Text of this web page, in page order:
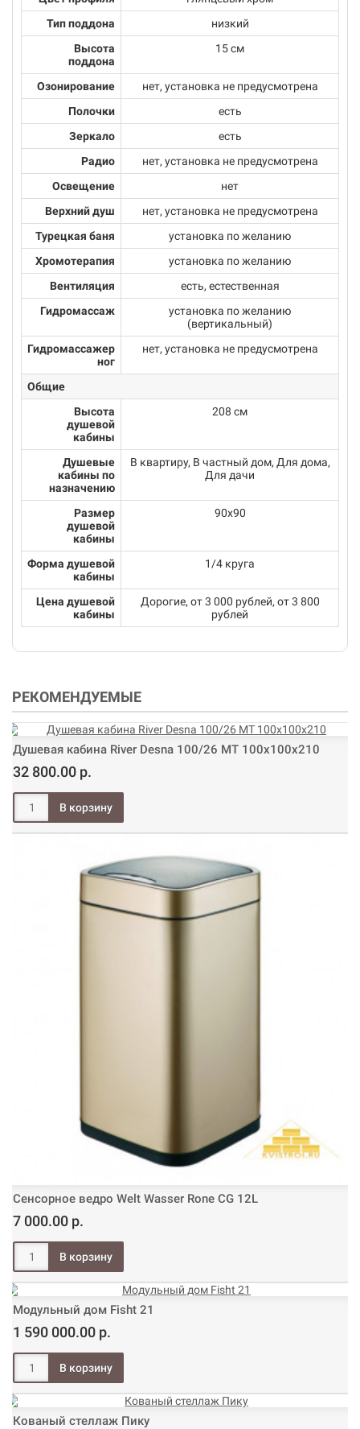
Тип поддона
низкий
Высота
поддона
15 см
Озонирование
нет, установка не предусмотрена
Полочки
есть
Зеркало
есть
Радио
нет, установка не предусмотрена
Освещение
нет
Верхний душ
нет, установка не предусмотрена
Турецкая баня
установка по желанию
Хромотерапия
установка по желанию
Вентиляция
есть, естественная
Гидромассаж
установка по желанию
(вертикальный)
Гидромассажер
ног
нет, установка не предусмотрена
Общие
Высота
душевой
кабины
208 см
Душевые
кабины по
назначению
В квартиру, В частный дом, Для дома,
Для дачи
Размер
душевой
кабины
90х90
Форма душевой
кабины
1/4 круга
Цена душевой
кабины
Дорогие, от 3 000 рублей, от 3 800
рублей
РЕКОМЕНДУЕМЫЕ
Душевая кабина River Desna 100/26 МТ 100х100х210
32 800.00 р.
Сенсорное ведро Welt Wasser Rone CG 12L
7 000.00 р.
Модульный дом Fisht 21
1 590 000.00 р.
Кованый стеллаж Пику